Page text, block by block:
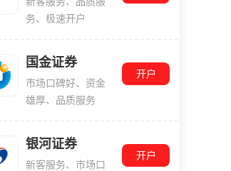
务、极速开户
国金证券
市场口碑好、资金
雄厚、品质服务
开户
银河证券
新客服务、市场口
开户